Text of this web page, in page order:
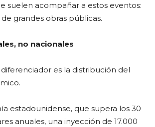
suelen acompañar a estos eventos:
grandes obras públicas.
no nacionales
es la distribución del
estadounidense, que supera los 30
anuales, una inyección de 17.000